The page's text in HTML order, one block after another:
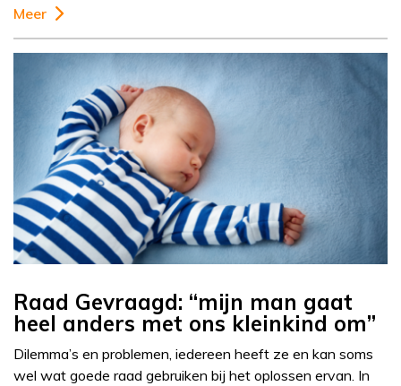
Meer
Raad Gevraagd: “mijn man gaat
heel anders met ons kleinkind om”
Dilemma’s en problemen, iedereen heeft ze en kan soms
wel wat goede raad gebruiken bij het oplossen ervan. In